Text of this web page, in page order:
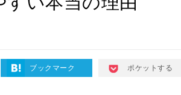
ブックマーク ポケットする